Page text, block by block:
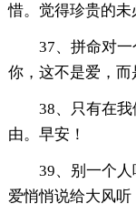
惜。觉得珍贵的未
37、拼命对
你，这不是爱，而
38、只有在
由。早安！
39、别一个
爱悄悄说给大风